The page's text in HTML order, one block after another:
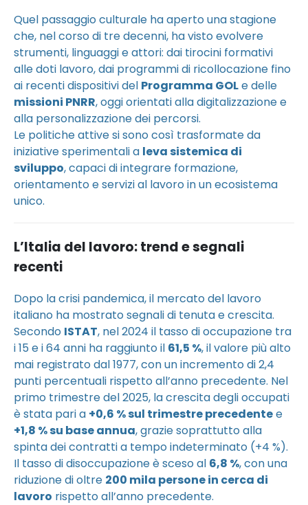
Quel passaggio culturale ha aperto una stagione
che, nel corso di tre decenni, ha visto evolvere
strumenti, linguaggi e attori: dai tirocini formativi
alle doti lavoro, dai programmi di ricollocazione fino
ai recenti dispositivi del Programma GOLe delle
missioni PNRR, oggi orientati alla digitalizzazione e
alla personalizzazione dei percorsi.
Le politiche attive si sono così trasformate da
iniziative sperimentali a leva sistemica di
sviluppo, capaci di integrare formazione,
orientamento e servizi al lavoro in un ecosistema
unico.
L’Italia del lavoro: trend e segnali
recenti
Dopo la crisi pandemica, il mercato del lavoro
italiano ha mostrato segnali di tenuta e crescita.
Secondo ISTAT, nel 2024 il tasso di occupazione tra
i 15 e i 64 anni ha raggiunto il 61,5 %, il valore più alto
mai registrato dal 1977, con un incremento di 2,4
punti percentuali rispetto all’anno precedente. Nel
primo trimestre del 2025, la crescita degli occupati
è stata pari a +0,6 % sul trimestre precedentee
+1,8 % su base annua, grazie soprattutto alla
spinta dei contratti a tempo indeterminato (+4 %).
Il tasso di disoccupazione è sceso al 6,8 %, con una
riduzione di oltre 200 mila persone in cerca di
lavoro rispetto all’anno precedente.